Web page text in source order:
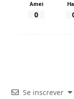
Amei
0
Se inscrever